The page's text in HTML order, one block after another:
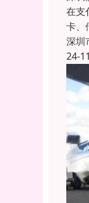
在支
卡、
深圳
24-